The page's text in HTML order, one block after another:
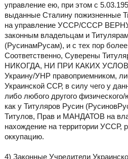
управление ею, при этом с
выданные Сталину пожизненные
на управление УССР/СССР
законным владельцам и
(РусинамРусам), и с тех пор
Соответственно, Суверены
НИКОГДА, НИ ПРИ КАКИХ
Украину/УНР правоприемником,
Украинской ССР, в силу чего у
либо любого другого
как у Титуляров Русин
Титулов, Прав и МАНДАТОВ на
нахождение на территории УССР,
оккупацию.
4) Законные Учредители